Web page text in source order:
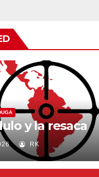
y la resaca
RK